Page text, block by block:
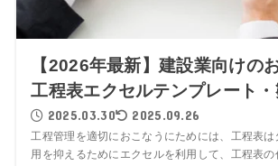
【2026年最新】建設業向けの
工程表エクセルテンプレート
2025.03.30 2025.09.26
工程管理を適切におこなうにためには、工程表
用を抑えるためにエクセルを利用して、工程表の